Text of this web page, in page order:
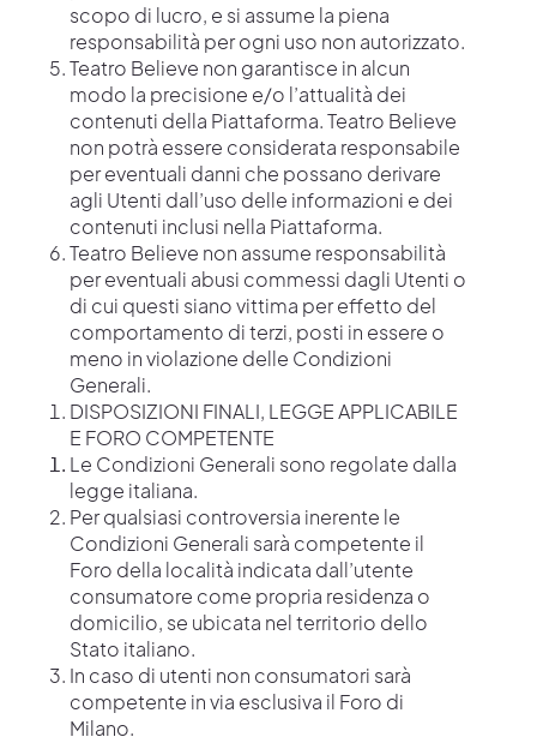
scopo di lucro, e si assume la piena
responsabilità per ogni uso non autorizzato.
Teatro Believe non garantisce in alcun
modo la precisione e/o l’attualità dei
contenuti della Piattaforma. Teatro Believe
non potrà essere considerata responsabile
per eventuali danni che possano derivare
agli Utenti dall’uso delle informazioni e dei
contenuti inclusi nella Piattaforma.
Teatro Believe non assume responsabilità
per eventuali abusi commessi dagli Utenti o
di cui questi siano vittima per effetto del
comportamento di terzi, posti in essere o
meno in violazione delle Condizioni
Generali.
DISPOSIZIONI FINALI, LEGGE APPLICABILE
E FORO COMPETENTE
Le Condizioni Generali sono regolate dalla
legge italiana.
Per qualsiasi controversia inerente le
Condizioni Generali sarà competente il
Foro della località indicata dall’utente
consumatore come propria residenza o
domicilio, se ubicata nel territorio dello
Stato italiano.
In caso di utenti non consumatori sarà
competente in via esclusiva il Foro di
Milano.